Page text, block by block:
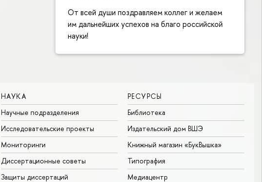
От всей души поздравляем коллег и желаем
им дальнейших успехов на благо российской
науки!
НАУКА
Научные подразделения
Исследовательские проекты
Мониторинги
Диссертационные советы
Защиты диссертаций
РЕСУРСЫ
Библиотека
Издательский дом ВШЭ
Книжный магазин «БукВышка»
Типография
Медиацентр